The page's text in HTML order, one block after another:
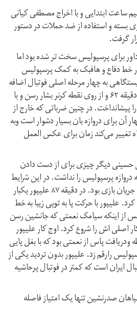
ساعت ابتدایی و با اخراج مصطفی کیانی
بسته و استفاده از ضد حملات در دستور
گرفت.
برای پرسپولیس سخت تر شده بود اما
خط دفاع و هافبک به کمک پرسپولیس
به چهار مرحله اصلی فوتبال اضافه
شدهاست و جلال حسینی در دقیقه ۶۲ و از روی نقطه کرنر بشار رسن و با
پیشانداخت. در چنین ضرباتی که خارج از
آن برای دروازه بان بسیار دشوار است وبه
تغییر می‌کند زمان برای عکس العمل
دیگر چیزی برای از دست دادن
دروازه پرسپولیس را نداشت. در این شرایط
پرسپولیس نیز به دنبال کنترل جریان بازی بود. در دقیقه ۸۷ علیپور یکبار
علیپور با حرکت پا به توپی زیبا به خط
از اینکه سیامک نعمتی که جانشین رسن
اصلی اش را شروع کرد. اوج کار علیپور
پاس از نعمتی بود که با بغل پایی
رارقم زد. علیپور بدون تردید یکی از
ایران است که کمتر در فوتبال پرحاشیه
صدرنشین تنها یک امتیاز فاصله